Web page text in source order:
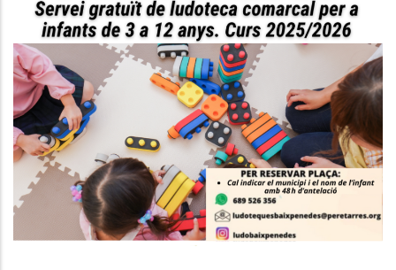
Servei De Ludoteques Conciliem
Al Baix Penedès!
S. socials